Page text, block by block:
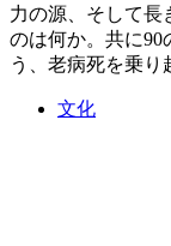
力の源、そして長
のは何か。共に90
う、老病死を乗り
文化